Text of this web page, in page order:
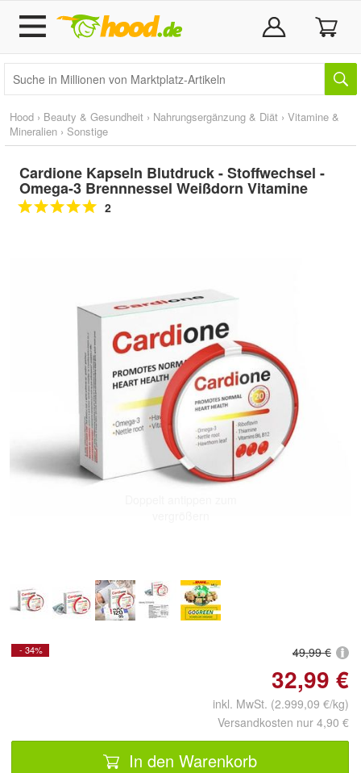
Hood › Beauty & Gesundheit › Nahrungsergänzung & Diät › Vitamine &
Mineralien › Sonstige
Cardione Kapseln Blutdruck - Stoffwechsel -
Omega-3 Brennnessel Weißdorn Vitamine
2
- 34% 49,99 €
32,99 €
inkl. MwSt. (2.999,09 €/kg)
Versandkosten nur 4,90 €
In den Warenkorb